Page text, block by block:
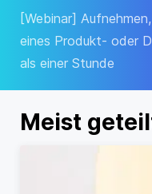
[Webinar]
eines Produkt- oder
als einer Stunde
Meist